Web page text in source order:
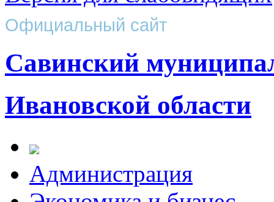
Официальный сайт
Савинский
Ивановской области
Администрация